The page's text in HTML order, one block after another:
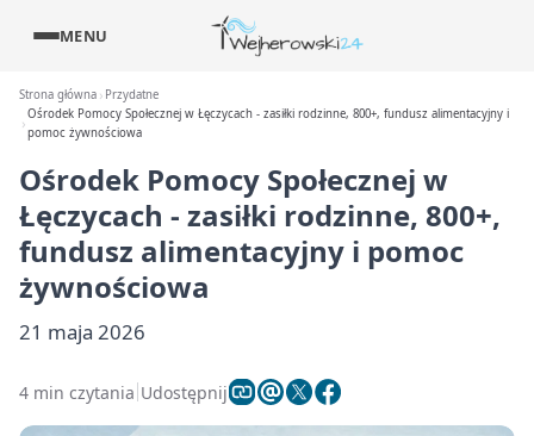
MENU
Strona główna
Przydatne
Ośrodek Pomocy Społecznej w Łęczycach - zasiłki rodzinne, 800+, fundusz alimentacyjny i
pomoc żywnościowa
Ośrodek Pomocy Społecznej w
Łęczycach - zasiłki rodzinne, 800+,
fundusz alimentacyjny i pomoc
żywnościowa
21 maja 2026
4 min czytania Udostępnij